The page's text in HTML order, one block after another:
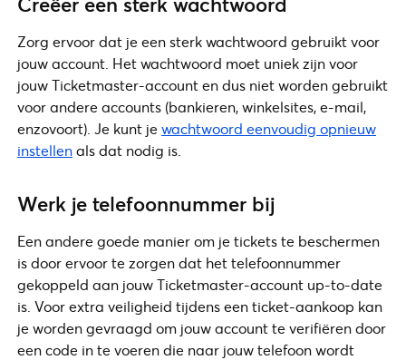
Zorg ervoor dat je een sterk wachtwoord gebruikt voor
jouw account. Het wachtwoord moet uniek zijn voor
jouw Ticketmaster-account en dus niet worden gebruikt
voor andere accounts (bankieren, winkelsites, e-mail,
enzovoort). Je kunt jewachtwoord eenvoudig opnieuw
instellenals dat nodig is.
Werk je telefoonnummer bij
Een andere goede manier om je tickets te beschermen
is door ervoor te zorgen dat het telefoonnummer
gekoppeld aan jouw Ticketmaster-account up-to-date
is. Voor extra veiligheid tijdens een ticket-aankoop kan
je worden gevraagd om jouw account te verifiëren door
een code in te voeren die naar jouw telefoon wordt